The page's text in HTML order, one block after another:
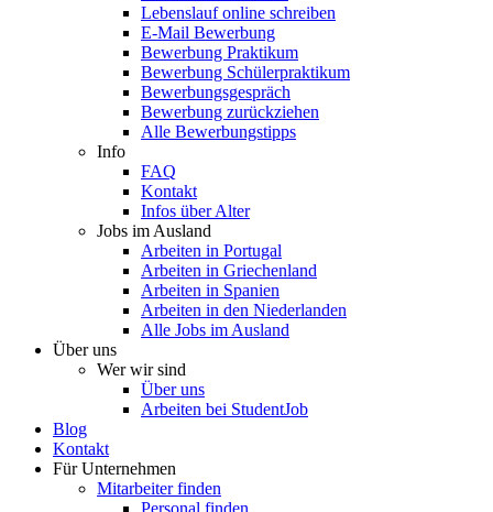
Lebenslauf online schreiben
E-Mail Bewerbung
Bewerbung Praktikum
Bewerbung Schülerpraktikum
Bewerbungsgespräch
Bewerbung zurückziehen
Alle Bewerbungstipps
Info
FAQ
Kontakt
Infos über Alter
Jobs im Ausland
Arbeiten in Portugal
Arbeiten in Griechenland
Arbeiten in Spanien
Arbeiten in den Niederlanden
Alle Jobs im Ausland
Über uns
Wer wir sind
Über uns
Arbeiten bei StudentJob
Blog
Kontakt
Für Unternehmen
Mitarbeiter finden
Personal finden